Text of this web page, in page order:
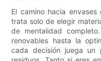
El camino hacia
trata solo de elegir
de mentalidad
renovables hasta la
cada decisión juega un